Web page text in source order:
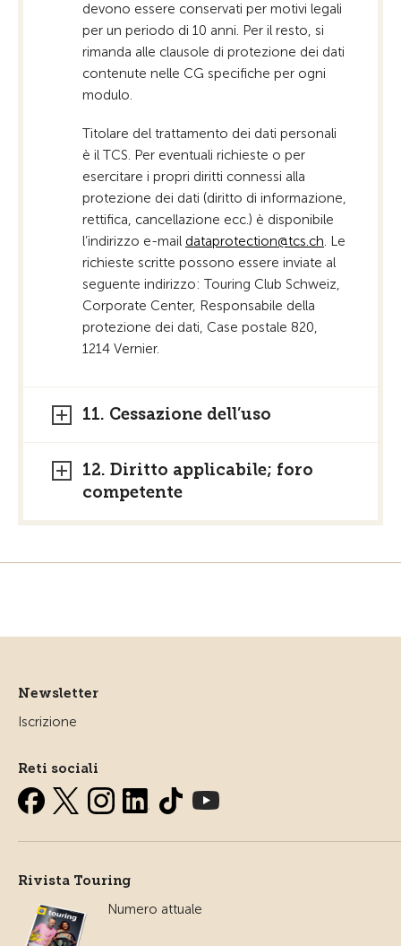
devono essere conservati per motivi legali
per un periodo di 10 anni. Per il resto, si
rimanda alle clausole di protezione dei dati
contenute nelle CG specifiche per ogni
modulo.
Titolare del trattamento dei dati personali
è il TCS. Per eventuali richieste o per
esercitare i propri diritti connessi alla
protezione dei dati (diritto di informazione,
rettifica, cancellazione ecc.) è disponibile
l’indirizzo e-mail d t pr t ct n tcs ch. Le
richieste scritte possono essere inviate al
seguente indirizzo: Touring Club Schweiz,
Corporate Center, Responsabile della
protezione dei dati, Case postale 820,
1214 Vernier.
11. Cessazione dell’uso
12. Diritto applicabile; foro
competente
Newsletter
Iscrizione
Reti sociali
Rivista Touring
Numero attuale